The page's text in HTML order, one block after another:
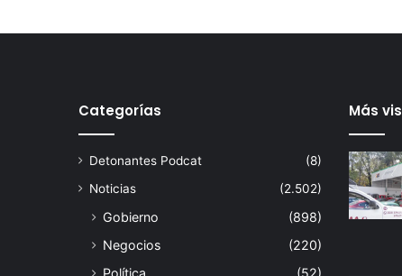
Categorías
Detonantes Podcat
(8)
Noticias
(2.502)
Gobierno
(898)
Negocios
(220)
Más